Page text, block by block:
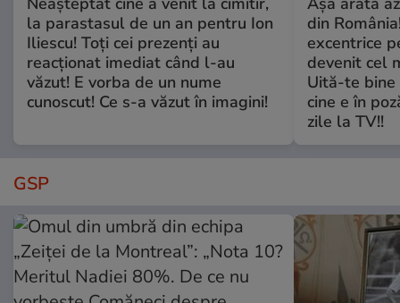
la parastasul de un an pentru Ion
Iliescu! Toți cei prezenți au
reacționat imediat când l-au
văzut! E vorba de un nume
cunoscut! Ce s-a văzut în imagini!
din
excentrice
devenit cel
Uită-te bine
cine e în
zile la TV!!
GSP